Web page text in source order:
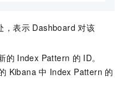
，表示 Dashboard 对该
的 Index Pattern 的 ID。
Kibana 中 Index Pattern 的